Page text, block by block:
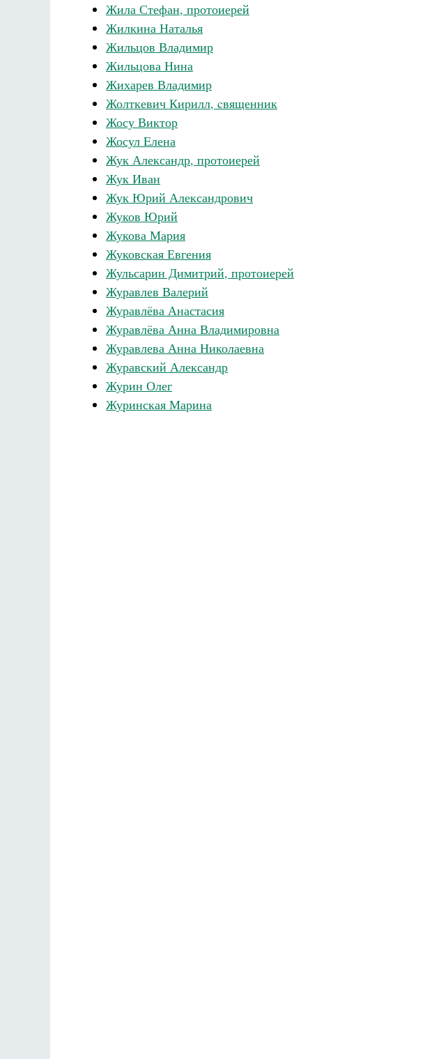
Жила Стефан, протоиерей
Жилкина Наталья
Жильцов Владимир
Жильцова Нина
Жихарев Владимир
Жолткевич Кирилл, cвященник
Жосу Виктор
Жосул Eлена
Жук Александр, протоиерей
Жук Иван
Жук Юрий Александрович
Жуков Юрий
Жукова Мария
Жуковская Евгения
Жульсарин Димитрий, протоиерей
Журавлев Валерий
Журавлёва Анастасия
Журавлёва Анна Владимировна
Журавлева Анна Николаевна
Журавский Александр
Журин Олег
Журинская Марина